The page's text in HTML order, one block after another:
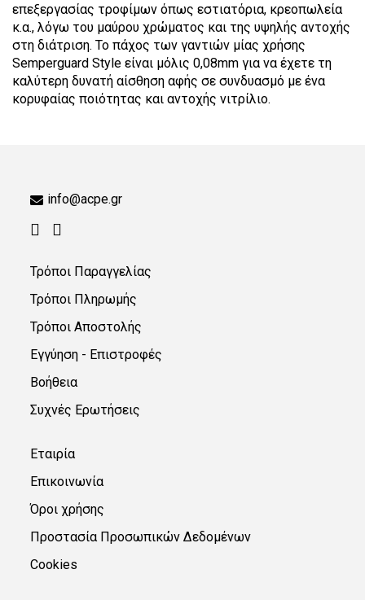
επεξεργασίας τροφίμων όπως εστιατόρια, κρεοπωλεία
κ.α., λόγω του μαύρου χρώματος και της υψηλής αντοχής
στη διάτριση. Το πάχος των γαντιών μίας χρήσης
Semperguard Style είναι μόλις 0,08mm για να έχετε τη
καλύτερη δυνατή αίσθηση αφής σε συνδυασμό με ένα
κορυφαίας ποιότητας και αντοχής νιτρίλιο.
info@acpe.gr
Τρόποι Παραγγελίας
Τρόποι Πληρωμής
Τρόποι Αποστολής
Εγγύηση - Επιστροφές
Βοήθεια
Συχνές Ερωτήσεις
Εταιρία
Επικοινωνία
Όροι χρήσης
Προστασία Προσωπικών Δεδομένων
Cookies